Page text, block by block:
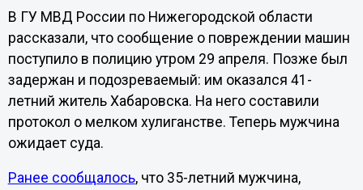
В ГУ МВД России по Нижегородской области
рассказали, что сообщение о повреждении машин
поступило в полицию утром 29 апреля. Позже был
задержан и подозреваемый: им оказался 41-
летний житель Хабаровска. На него составили
протокол о мелком хулиганстве. Теперь мужчина
ожидает суда.
Ранее сообщалось, что 35-летний мужчина,